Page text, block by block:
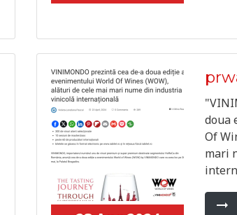
doua
Of
mari
arrow_right_alt